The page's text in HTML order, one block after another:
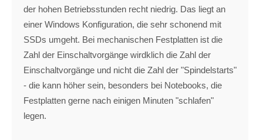
der hohen Betriebsstunden recht niedrig. Das liegt an
einer Windows Konfiguration, die sehr schonend mit
SSDs umgeht. Bei mechanischen Festplatten ist die
Zahl der Einschaltvorgänge wirdklich die Zahl der
Einschaltvorgänge und nicht die Zahl der "Spindelstarts"
- die kann höher sein, besonders bei Notebooks, die
Festplatten gerne nach einigen Minuten "schlafen"
legen.